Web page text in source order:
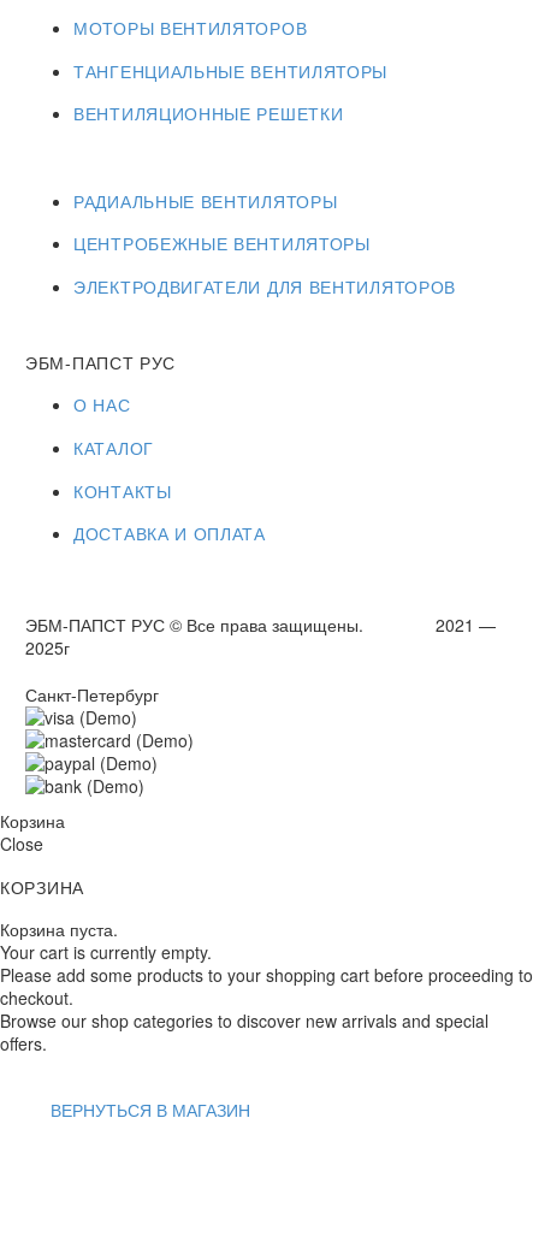
МОТОРЫ ВЕНТИЛЯТОРОВ
ТАНГЕНЦИАЛЬНЫЕ ВЕНТИЛЯТОРЫ
ВЕНТИЛЯЦИОННЫЕ РЕШЕТКИ
РАДИАЛЬНЫЕ ВЕНТИЛЯТОРЫ
ЦЕНТРОБЕЖНЫЕ ВЕНТИЛЯТОРЫ
ЭЛЕКТРОДВИГАТЕЛИ ДЛЯ ВЕНТИЛЯТОРОВ
ЭБМ-ПАПСТ РУС
О НАС
КАТАЛОГ
КОНТАКТЫ
ДОСТАВКА И ОПЛАТА
ЭБМ-ПАПСТ РУС © Все права защищены. 2021 —
2025г
Санкт-Петербург
Корзина
Close
КОРЗИНА
Корзина пуста.
Your cart is currently empty.
Please add some products to your shopping cart before proceeding to
checkout.
Browse our shop categories to discover new arrivals and special
offers.
ВЕРНУТЬСЯ В МАГАЗИН